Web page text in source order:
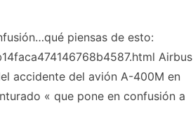
piensas de esto:
Airbus
accidente del avión A-400M en
« que pone en confusión a